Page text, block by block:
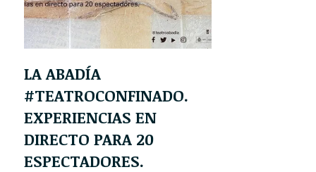
LA ABADÍA
#TEATROCONFINADO.
EXPERIENCIAS EN
DIRECTO PARA 20
ESPECTADORES.